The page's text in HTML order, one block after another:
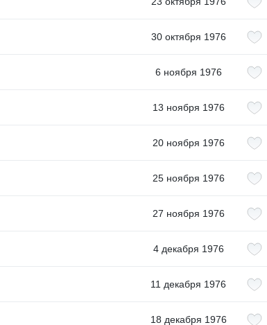
30 октября 1976
6 ноября 1976
13 ноября 1976
20 ноября 1976
25 ноября 1976
27 ноября 1976
4 декабря 1976
11 декабря 1976
18 декабря 1976